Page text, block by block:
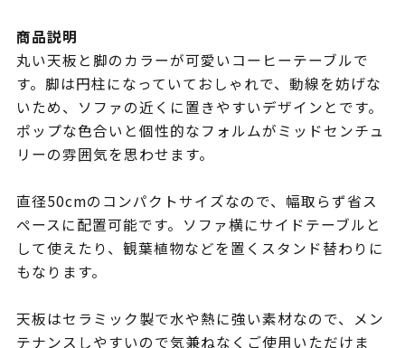
商品説明
丸い天板と脚のカラーが可愛いコーヒーテーブルで
す。脚は円柱になっていておしゃれで、動線を妨げな
いため、ソファの近くに置きやすいデザインとです。
ポップな色合いと個性的なフォルムがミッドセンチュ
リーの雰囲気を思わせます。
直径50cmのコンパクトサイズなので、幅取らず省ス
ペースに配置可能です。ソファ横にサイドテーブルと
して使えたり、観葉植物などを置くスタンド替わりに
もなります。
天板はセラミック製で水や熱に強い素材なので、メン
テナンスしやすいので気兼ねなくご使用いただけま